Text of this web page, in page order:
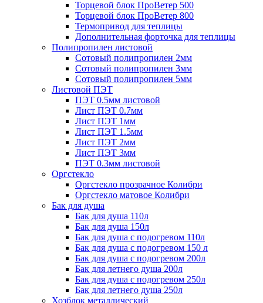
Торцевой блок ПроВетер 500
Торцевой блок ПроВетер 800
Термопривод для теплицы
Дополнительная форточка для теплицы
Полипропилен листовой
Сотовый полипропилен 2мм
Сотовый полипропилен 3мм
Сотовый полипропилен 5мм
Листовой ПЭТ
ПЭТ 0.5мм листовой
Лист ПЭТ 0.7мм
Лист ПЭТ 1мм
Лист ПЭТ 1.5мм
Лист ПЭТ 2мм
Лист ПЭТ 3мм
ПЭТ 0.3мм листовой
Оргстекло
Оргстекло прозрачное Колибри
Оргстекло матовое Колибри
Бак для душа
Бак для душа 110л
Бак для душа 150л
Бак для душа с подогревом 110л
Бак для душа с подогревом 150 л
Бак для душа с подогревом 200л
Бак для летнего душа 200л
Бак для душа с подогревом 250л
Бак для летнего душа 250л
Хозблок металлический